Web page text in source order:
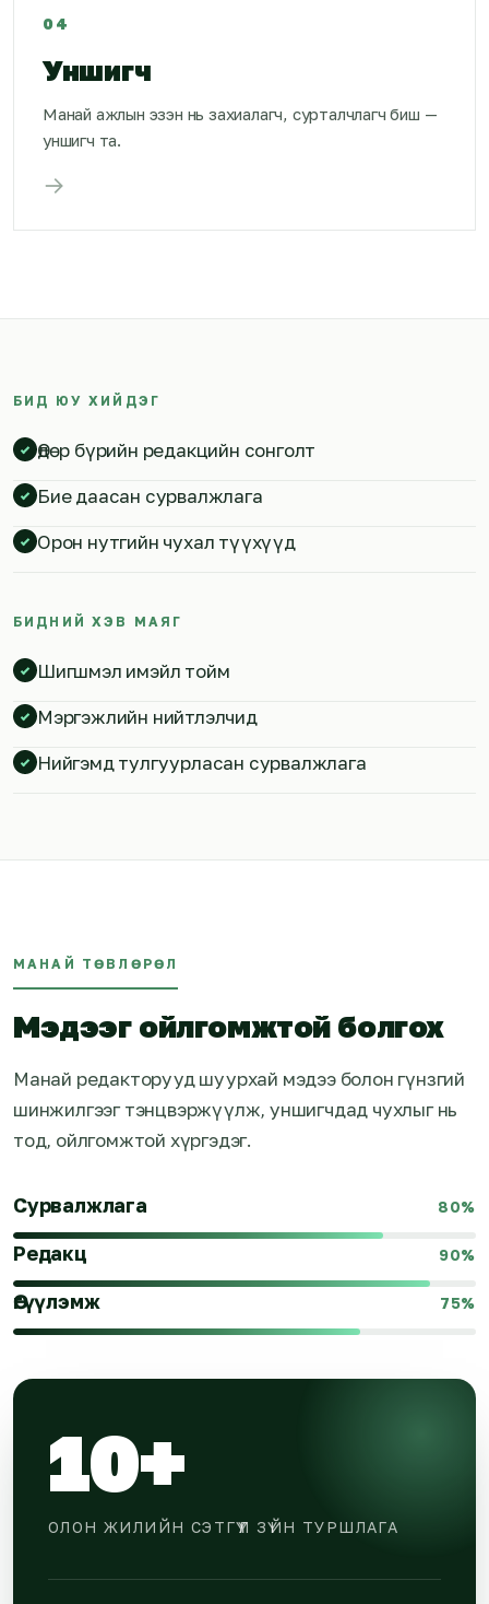
04
Уншигч
Манай ажлын эзэн нь захиалагч, сурталчлагч биш —
уншигч та.
→
БИД ЮУ ХИЙДЭГ
Өдөр бүрийн редакцийн сонголт
Бие даасан сурвалжлага
Орон нутгийн чухал түүхүүд
БИДНИЙ ХЭВ МАЯГ
Шигшмэл имэйл тойм
Мэргэжлийн нийтлэлчид
Нийгэмд тулгуурласан сурвалжлага
МАНАЙ ТӨВЛӨРӨЛ
Мэдээг ойлгомжтой болгох
Манай редакторууд шуурхай мэдээ болон гүнзгий
шинжилгээг тэнцвэржүүлж, уншигчдад чухлыг нь
тод, ойлгомжтой хүргэдэг.
Сурвалжлага 80%
Редакц 90%
Өгүүлэмж 75%
10+
ОЛОН ЖИЛИЙН СЭТГҮҮЛ ЗҮЙН ТУРШЛАГА